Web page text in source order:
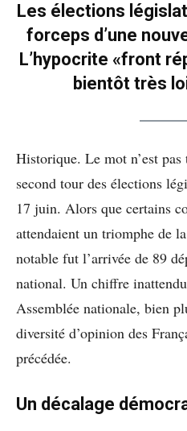
Les élections
forceps d’une
L’hypocrite «front
bientôt très
Historique. Le mot n’est
second tour des élections
17 juin. Alors que certains
attendaient un triomphe de
notable fut l’arrivée de 89
national. Un chiffre
Assemblée nationale, bien
diversité d’opinion des
précédée.
Un décalage